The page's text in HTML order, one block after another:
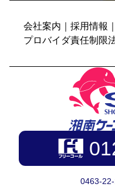
0463-22-
会社案内 採用情報
プロバイダ責任制限